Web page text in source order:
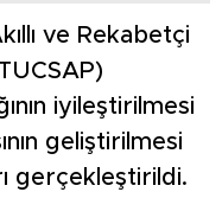
ve Rekabetçi
iyileştirilmesi
geliştirilmesi
gerçekleştirildi.